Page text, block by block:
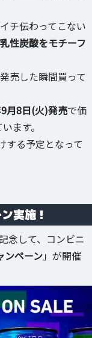
チ伝わってこない
乳性炭酸をモチーフ
売した瞬間買って
月8日(火)発売で価
ます。
する予定となって
実施！
念して、コンビニ
ンペーン」が開催